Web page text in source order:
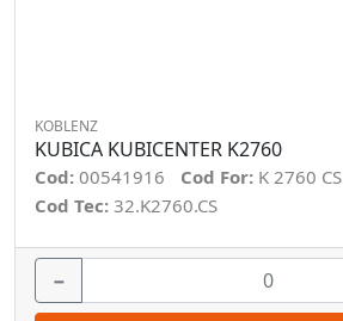
KOBLENZ
KUBICA KUBICENTER K2760
Cod: 00541916 Cod For: K 2760 CS
Cod Tec: 32.K2760.CS
−